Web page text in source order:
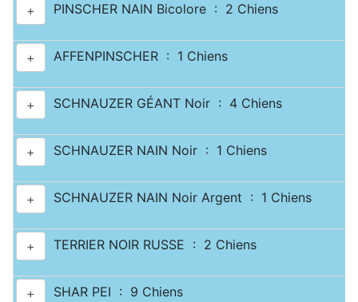
+ PINSCHER NAIN Bicolore : 2 Chiens
+ AFFENPINSCHER : 1 Chiens
+ SCHNAUZER GÉANT Noir : 4 Chiens
+ SCHNAUZER NAIN Noir : 1 Chiens
+ SCHNAUZER NAIN Noir Argent : 1 Chiens
+ TERRIER NOIR RUSSE : 2 Chiens
+ SHAR PEI : 9 Chiens